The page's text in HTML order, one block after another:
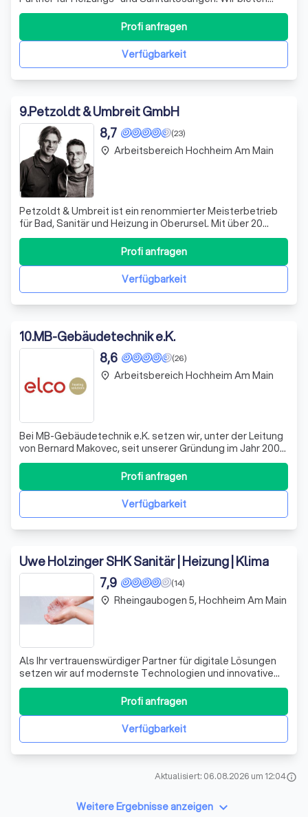
Ihnen ein umfassendes Spektrum an Dienstleistungen,
das von der Installation moderner Heizungsanlagen,
Wärmepumpen und Solaranlagen bis hin zu
Blockheizkraftwerken reicht. Unsere Expertise erstreck
Verfügbarkeit
Profi anfragen
9.Petzoldt & Umbreit GmbH
(23)
8,7
Petzoldt & Umbreit ist ein renommierter Meisterbetrieb
für Bad, Sanitär und Heizung in Oberursel. Mit über 20
Jahren Erfahrung in der Branche bieten wir
maßgeschneiderte Lösungen für individuelle
Anforderungen. Unser Angebot reicht von der
Badsanierung über den Austausch von Heizkesseln bis zur
Verfügbarkeit
Profi anfragen
place Arbeitsbereich Hochheim Am Main
10.MB-Gebäudetechnik e.K.
(26)
8,6
Bei MB-Gebäudetechnik e.K. setzen wir, unter der Leitung
von Bernard Makovec, seit unserer Gründung im Jahr 2002
auf höchste Kundenzufriedenheit und fachliche
Kompetenz. Unser engagiertes Team aus 14 qualifizierten
Mitarbeitern widmet sich mit Leidenschaft der Lösung
Ihrer Probleme in den Bereichen
Verfügbarkeit
Profi anfragen
place Arbeitsbereich Hochheim Am Main
Uwe Holzinger SHK Sanitär | Heizung | Klima
(14)
7,9
Als Ihr vertrauenswürdiger Partner für digitale Lösungen
setzen wir auf modernste Technologien und innovative
Ansätze. Wir sind stolz darauf, dass wir uns durch unsere
Expertise und unser Engagement für Qualität
auszeichnen. Unser Team besteht aus erfahrenen
Fachleuten, die sich leidenschaftlich für
Verfügbarkeit
Profi anfragen
place Rheingaubogen 5, Hochheim Am Main
Aktualisiert: 06.08.2026 um 12:04info
Weitere Ergebnisse anzeigen keyboard_arrow_down